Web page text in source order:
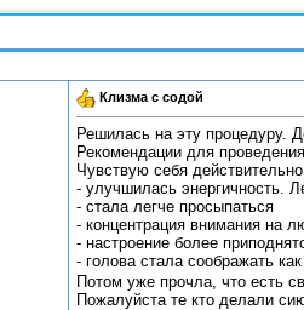
Клизма с содой
Решилась на эту процедуру.
Рекомендации для
Чувствую себя
- улучшилась энергичность.
- стала легче просыпаться
- концентрация внимания на
- настроение более
- голова стала соображать
Потом уже прочла, что есть
Пожалуйста те кто делали